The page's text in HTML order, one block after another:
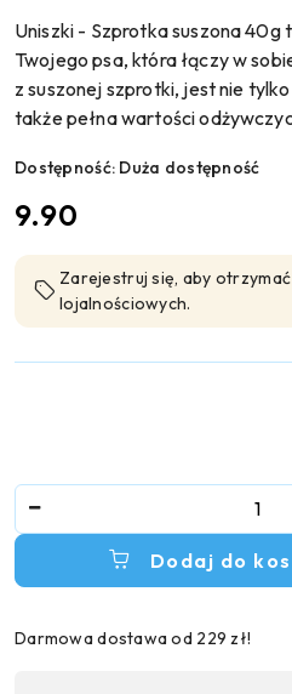
Uniszki - Szprotka suszona 40g
Twojego psa, która łączy w
z suszonej szprotki, jest nie
także pełna wartości
Dostępność: Duża dostępność
cena:
9.90
Zarejestruj się, aby
lojalnościowych.
Dodaj do
Darmowa dostawa od 229 zł!